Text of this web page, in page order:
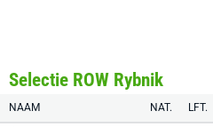
Selectie ROW Rybnik
NAAM NAT. LFT.